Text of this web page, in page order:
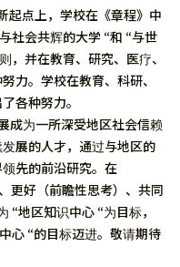
起点上，学校在《章程》中
社会共辉的大学 “和 “与世
，并在教育、研究、医疗、
力。学校在教育、科研、
各种努力。
成为一所深受地区社会信赖
展的人才，通过与地区的
先的前沿研究。在
更好（前瞻性思考）、共同
“地区知识中心 “为目标，
心 “的目标迈进。敬请期待